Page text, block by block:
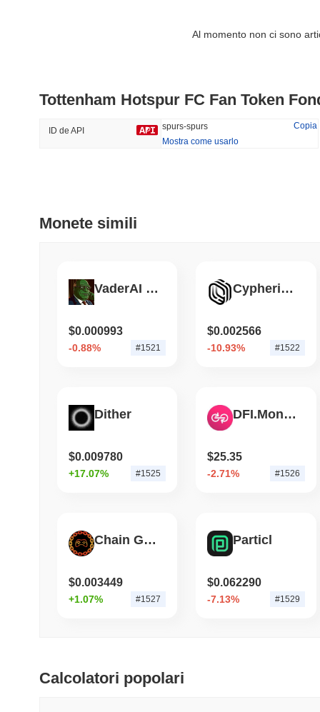
#205 #653
Al momento non ci sono
Tottenham Hotspur FC Fan Token
ID de API spurs-spurs
Copia
Mostra come usarlo
Monete simili
VaderAI by Virtuals
$0.000993
-0.88% #1521
Cypherium
$0.002566
-10.93% #1522
Dither
$0.009780
+17.07% #1525
DFI.Money
$25.35
-2.71% #1526
Chain Games
$0.003449
+1.07% #1527
Particl
$0.062290
-7.13% #1529
Calcolatori popolari